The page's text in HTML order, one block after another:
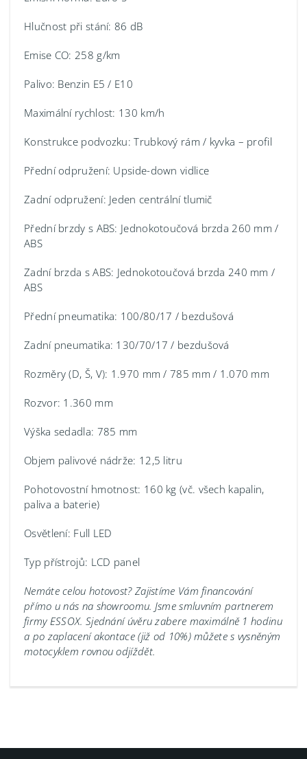
Hlučnost při stání: 86 dB
Emise CO: 258 g/km
Palivo: Benzin E5 / E10
Maximální rychlost: 130 km/h
Konstrukce podvozku: Trubkový rám / kyvka – profil
Přední odpružení: Upside-down vidlice
Zadní odpružení: Jeden centrální tlumič
Přední brzdy s ABS: Jednokotoučová brzda 260 mm /
ABS
Zadní brzda s ABS: Jednokotoučová brzda 240 mm /
ABS
Přední pneumatika: 100/80/17 / bezdušová
Zadní pneumatika: 130/70/17 / bezdušová
Rozměry (D, Š, V): 1.970 mm / 785 mm / 1.070 mm
Rozvor: 1.360 mm
Výška sedadla: 785 mm
Objem palivové nádrže: 12,5 litru
Pohotovostní hmotnost: 160 kg (vč. všech kapalin,
paliva a baterie)
Osvětlení: Full LED
Typ přístrojů: LCD panel
Nemáte celou hotovost? Zajistíme Vám financování
přímo u nás na showroomu. Jsme smluvním partnerem
firmy ESSOX. Sjednání úvěru zabere maximálně 1 hodinu
a po zaplacení akontace (již od 10%) můžete s vysněným
motocyklem rovnou odjíždět.